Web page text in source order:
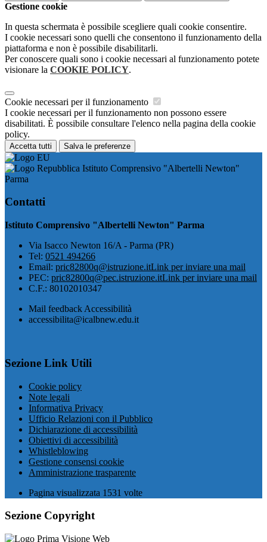
Gestione cookie
In questa schermata è possibile scegliere quali cookie consentire.
I cookie necessari sono quelli che consentono il funzionamento della
piattaforma e non è possibile disabilitarli.
Per conoscere quali sono i cookie necessari al funzionamento potete
visionare la COOKIE POLICY.
Cookie necessari per il funzionamento
I cookie necessari per il funzionamento non possono essere
disabilitati. È possibile consultare l'elenco nella pagina della cookie
policy.
Accetta tutti Salva le preferenze
Istituto Comprensivo "Albertelli Newton"
Parma
Contatti
Istituto Comprensivo "Albertelli Newton" Parma
Via Isacco Newton 16/A - Parma (PR)
Tel: 0521 494266
Email: pric82800q@istruzione.itLink per inviare una mail
PEC: pric82800q@pec.istruzione.itLink per inviare una mail
C.F.: 80102010347
Mail feedback Accessibilità
accessibilita@icalbnew.edu.it
Sezione Link Utili
Cookie policy
Note legali
Informativa Privacy
Ufficio Relazioni con il Pubblico
Dichiarazione di accessibilità
Obiettivi di accessibilità
Whistleblowing
Gestione consensi cookie
Amministrazione trasparente
Pagina visualizzata 1531 volte
Sezione Copyright